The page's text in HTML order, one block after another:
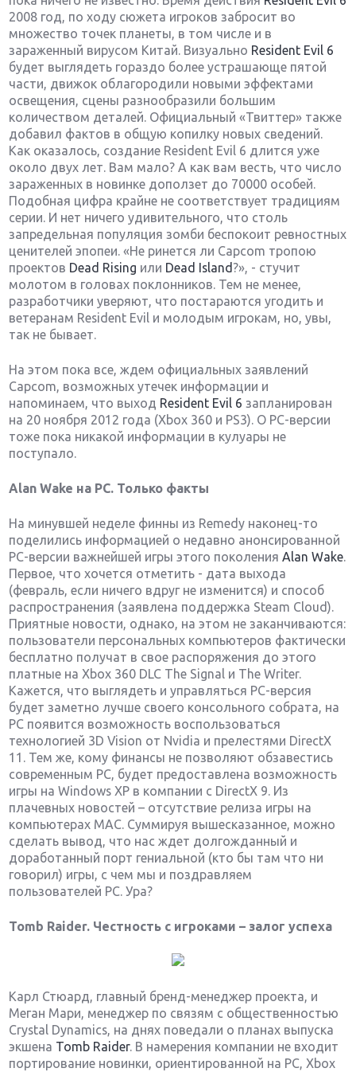
2008 год, по ходу сюжета игроков забросит во
множество точек планеты, в том числе и в
зараженный вирусом Китай. Визуально Resident Evil 6
будет выглядеть гораздо более устрашающе пятой
части, движок облагородили новыми эффектами
освещения, сцены разнообразили большим
количеством деталей. Официальный «Твиттер» также
добавил фактов в общую копилку новых сведений.
Как оказалось, создание Resident Evil 6 длится уже
около двух лет. Вам мало? А как вам весть, что число
зараженных в новинке доползет до 70000 особей.
Подобная цифра крайне не соответствует традициям
серии. И нет ничего удивительного, что столь
запредельная популяция зомби беспокоит ревностных
ценителей эпопеи. «Не ринется ли Capcom тропою
проектов Dead Rising или Dead Island ?», - стучит
молотом в головах поклонников. Тем не менее,
разработчики уверяют, что постараются угодить и
ветеранам Resident Evil и молодым игрокам, но, увы,
так не бывает.
На этом пока все, ждем официальных заявлений
Capcom, возможных утечек информации и
напоминаем, что выход Resident Evil 6 запланирован
на 20 ноября 2012 года (Xbox 360 и PS3). О PC-версии
тоже пока никакой информации в кулуары не
поступало.
Alan Wake на PC. Только факты
На минувшей неделе финны из Remedy наконец-то
поделились информацией о недавно анонсированной
PC-версии важнейшей игры этого поколенияAlan Wake.
Первое, что хочется отметить - дата выхода
(февраль, если ничего вдруг не изменится) и способ
распространения (заявлена поддержка Steam Cloud).
Приятные новости, однако, на этом не заканчиваются:
пользователи персональных компьютеров фактически
бесплатно получат в свое распоряжения до этого
платные на Xbox 360 DLC The Signal и The Writer.
Кажется, что выглядеть и управляться PC-версия
будет заметно лучше своего консольного собрата, на
РС появится возможность воспользоваться
технологией 3D Vision от Nvidia и прелестями DirectX
11. Тем же, кому финансы не позволяют обзавестись
современным PC, будет предоставлена возможность
игры на Windows XP в компании с DirectX 9. Из
плачевных новостей – отсутствие релиза игры на
компьютерах MAC. Суммируя вышесказанное, можно
сделать вывод, что нас ждет долгожданный и
доработанный порт гениальной (кто бы там что ни
говорил) игры, с чем мы и поздравляем
пользователей PC. Ура?
Tomb Raider. Честность с игроками – залог успеха
Карл Стюард, главный бренд-менеджер проекта, и
Меган Мари, менеджер по связям с общественностью
Crystal Dynamics, на днях поведали о планах выпуска
экшена Tomb Raider. В намерения компании не входит
портирование новинки, ориентированной на PC, Xbox